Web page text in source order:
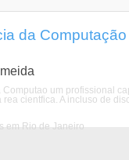
da
um profissional
cientfica. A incluso de
em Rio de Janeiro